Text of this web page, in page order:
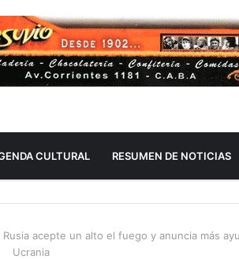
CULTURAL RESUMEN DE NOTICIAS
acepte un alto el fuego y anuncia más
Ucrania